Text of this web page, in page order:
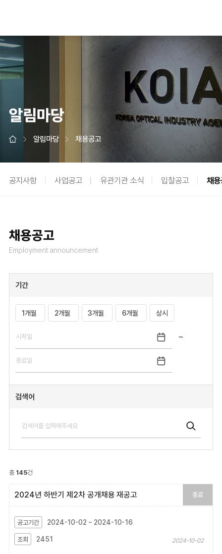
알림마당
알림마당 채용공고
공지사항 사업공고 유관기관 소식 입찰공고 채
채용공고
Employment announcement
기간
1개월 2개월 3개월 6개월 상시
~
검색어
총 145건
2024년 하반기 제2차 공개채용 재공고
2024-10-02 ~ 2024-10-16
2024-10-02
종료
2451